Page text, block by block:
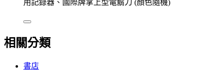
用記錄器、國際牌掌上型電鬍刀 (顏色隨機)
相關分類
書店